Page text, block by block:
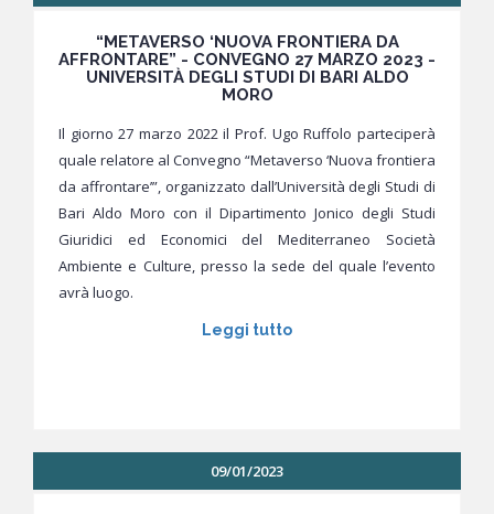
“METAVERSO ‘NUOVA FRONTIERA DA
AFFRONTARE” - CONVEGNO 27 MARZO 2023 -
UNIVERSITÀ DEGLI STUDI DI BARI ALDO
MORO
Il giorno 27 marzo 2022 il Prof. Ugo Ruffolo parteciperà
quale relatore al Convegno “Metaverso ‘Nuova frontiera
da affrontare’”, organizzato dall’Università degli Studi di
Bari Aldo Moro con il Dipartimento Jonico degli Studi
Giuridici ed Economici del Mediterraneo Società
Ambiente e Culture, presso la sede del quale l’evento
avrà luogo.
Leggi tutto
09/01/2023